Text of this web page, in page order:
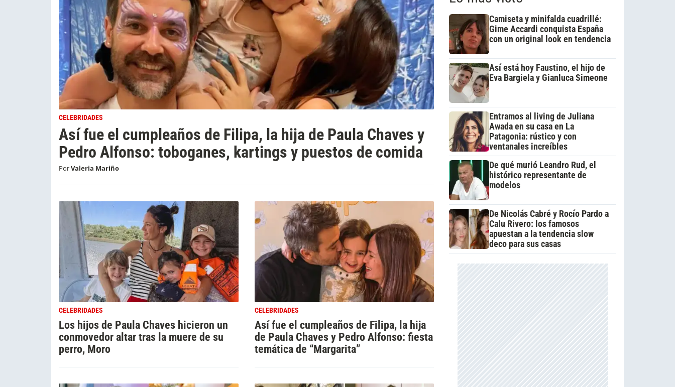
CELEBRIDADES
Así fue el cumpleaños de Filipa, la hija de Paula Chaves y
Pedro Alfonso: toboganes, kartings y puestos de comida
PorValeria Mariño
CELEBRIDADES
Los hijos de Paula Chaves hicieron un
conmovedor altar tras la muere de su
perro, Moro
CELEBRIDADES
Así fue el cumpleaños de Filipa, la hija
de Paula Chaves y Pedro Alfonso: fiesta
temática de “Margarita”
Camiseta y minifalda cuadrillé:
Gime Accardi conquista España
con un original look en tendencia
Así está hoy Faustino, el hijo de
Eva Bargiela y Gianluca Simeone
Entramos al living de Juliana
Awada en su casa en La
Patagonia: rústico y con
ventanales increíbles
De qué murió Leandro Rud, el
histórico representante de
modelos
De Nicolás Cabré y Rocío Pardo a
Calu Rivero: los famosos
apuestan a la tendencia slow
deco para sus casas